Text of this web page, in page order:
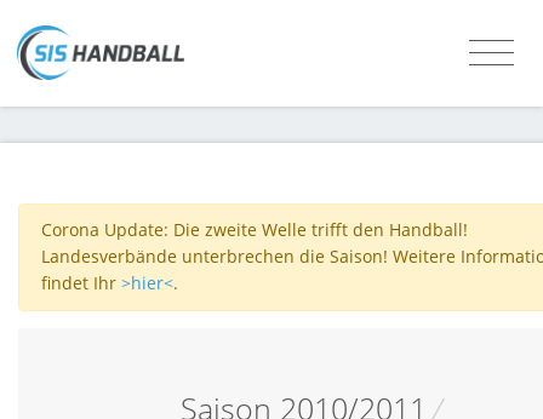
Corona Update: Die zweite Welle trifft den Handball!
Landesverbände unterbrechen die Saison! Weitere
findet Ihr >hier<.
Saison 2010/2011 /